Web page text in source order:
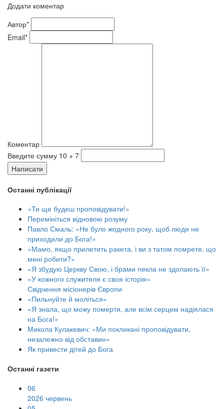
Додати коментар
Автор*
Email*
Коментар
Введите сумму 10 + 7
Написати
Останні публікації
«Ти ще будеш проповідувати!»
Перемініться відновою розуму
Павло Смаль: «Не було жодного року, щоб люди не
приходили до Бога!»
«Мамо, якщо прилетить ракета, і ви з татом помрете, що
мені робити?»
«Я збудую Церкву Свою, і брами пекла не здолають її»
«У кожного служителя є своя історія»
Свідчення місіонерів Європи
«Пильнуйте й моліться»
«Я знала, що можу померти, але всім серцем надіялася
на Бога!»
Микола Кулакевич: «Ми покликані проповідувати,
незалежно від обставин»
Як привести дітей до Бога
Останні газети
06
2026 червень